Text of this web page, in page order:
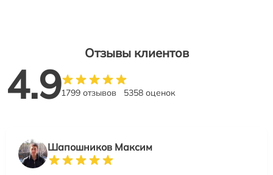
Отзывы клиентов
4.91799 отзывов 5358 оценок
Шапошников Максим